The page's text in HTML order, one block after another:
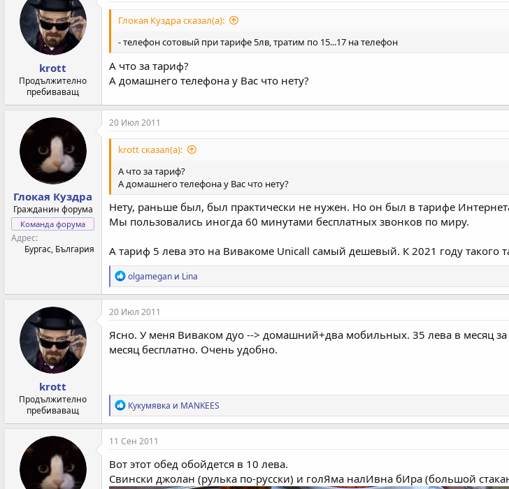
и
krott
Продължително
пребиваващ
Глокая Куздра сказал(а):
- телефон сотовый при тарифе 5лв, тратим по 15...17 на телефон
А что за тариф?
А домашнего телефона у Вас что нету?
Глокая Куздра
Гражданин форума
Команда форума
Адрес
Бургас, България
20 Июл 2011
krott сказал(а):
А что за тариф?
А домашнего телефона у Вас что нету?
Нету, раньше был, был практически не нужен. Но он был в тарифе
Мы пользовались иногда 60 минутами бесплатных звонков по миру.
А тариф 5 лева это на Вивакоме Unicall самый дешевый. К 2021 году такого
Р
е
а
к
и
и
:
olgamegan и Lina
krott
Продължително
пребиваващ
20 Июл 2011
Ясно. У меня Виваком дуо --> домашний+два мобильных. 35 лева в месяц
месяц бесплатно. Очень удобно.
Р
е
а
к
и
и
:
Кукумявка и MANKEES
11 Сен 2011
Вот этот обед обойдется в 10 лева.
Свински джолан (рулька по-русски) и голЯма налИвна бИра (большой